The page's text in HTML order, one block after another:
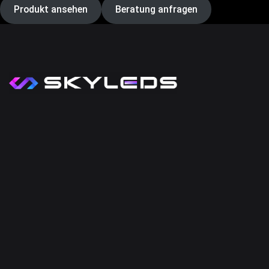
Produkt ansehen Beratung anfragen